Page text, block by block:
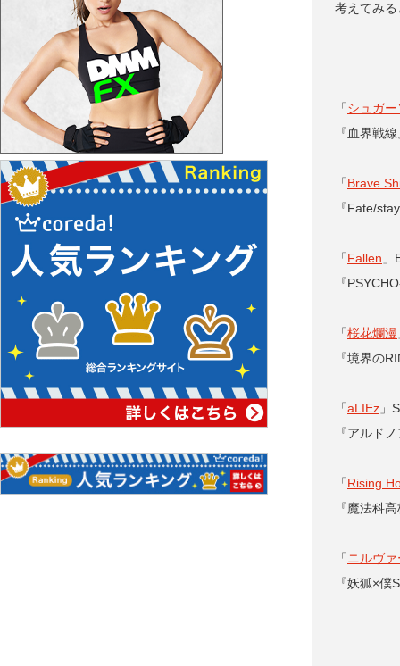
考えてみ
「シュガ
『血界戦
「Brave
『Fate/
「Fallen
『
「桜花爛漫
『境界の
「aLIEz 」
『アルド
「Rising
『魔法科
「ニルヴ
『妖狐×僕